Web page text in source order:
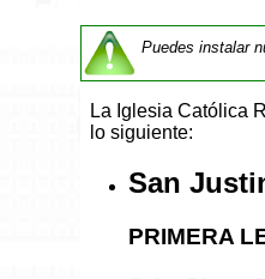
Puedes instalar
La Iglesia Católica
lo siguiente:
San
PRIMERA